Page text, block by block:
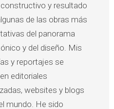
y resultado
de las obras más
del panorama
y del diseño. Mis
y reportajes se
editoriales
websites y blogs
mundo. He sido